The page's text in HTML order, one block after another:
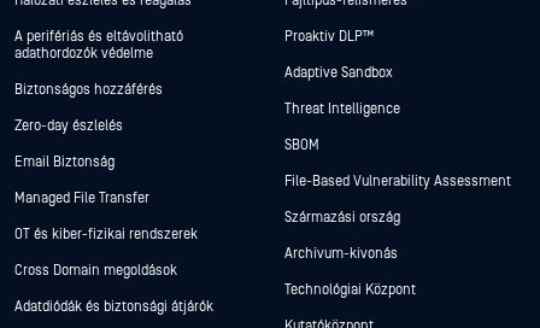
A perifériás és eltávolítható
adathordozók védelme
Biztonságos hozzáférés
Zero-day észlelés
Email Biztonság
Managed File Transfer
OT és kiber-fizikai rendszerek
Cross Domain megoldások
Adatdiódák és biztonsági átjárók
Proaktív DLP™
Adaptive Sandbox
Threat Intelligence
SBOM
File-Based Vulnerability Assessment
Származási ország
Archívum-kivonás
Technológiai Központ